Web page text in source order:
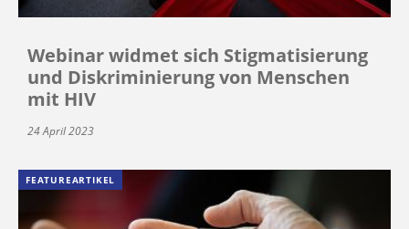
Webinar widmet sich Stigmatisierung
und Diskriminierung von Menschen
mit HIV
24 April 2023
FEATUREARTIKEL